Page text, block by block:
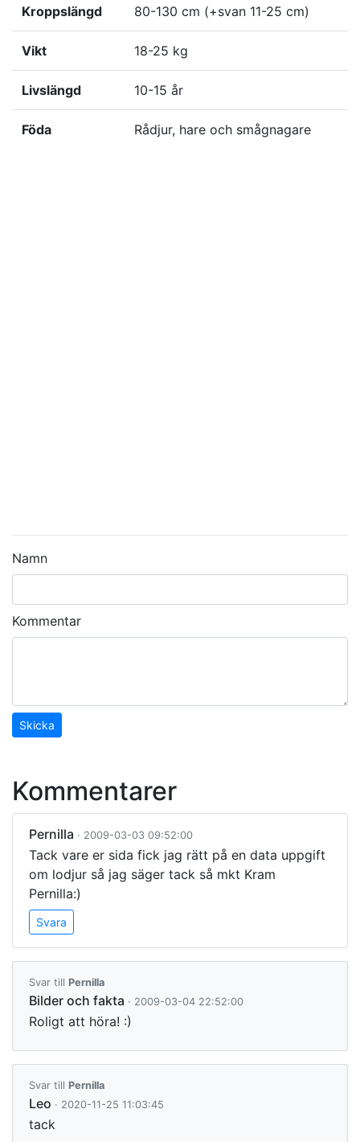
Kroppslängd 80-130 cm (+svan 11-25 cm)
Vikt 18-25 kg
Livslängd 10-15 år
Föda Rådjur, hare och smågnagare
Namn
Kommentar
Skicka
Kommentarer
Pernilla · 2009-03-03 09:52:00
Tack vare er sida fick jag rätt på en data uppgift
om lodjur så jag säger tack så mkt Kram
Pernilla:)
Svara
Svar till Pernilla
Bilder och fakta · 2009-03-04 22:52:00
Roligt att höra! :)
Svar till Pernilla
Leo · 2020-11-25 11:03:45
tack